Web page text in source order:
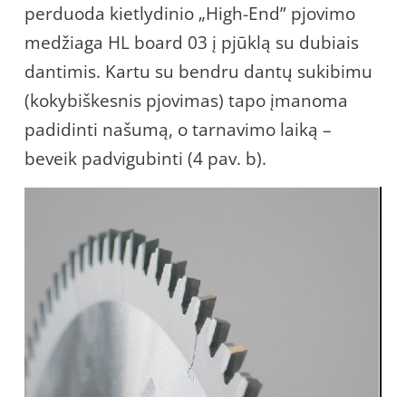
perduoda kietlydinio „High-End” pjovimo
medžiaga HL board 03 į pjūklą su dubiais
dantimis. Kartu su bendru dantų sukibimu
(kokybiškesnis pjovimas) tapo įmanoma
padidinti našumą, o tarnavimo laiką –
beveik padvigubinti (4 pav. b).